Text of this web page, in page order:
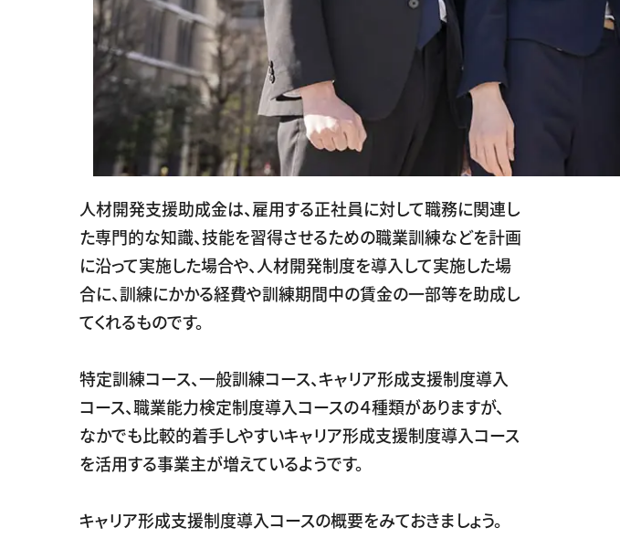
人材開発支援助成金は、雇用する正社員に対して職務に関連し
た専門的な知識、技能を習得させるための職業訓練などを計画
に沿って実施した場合や、人材開発制度を導入して実施した場
合に、訓練にかかる経費や訓練期間中の賃金の一部等を助成し
てくれるものです。
特定訓練コース、一般訓練コース、キャリア形成支援制度導入
コース、職業能力検定制度導入コースの４種類がありますが、
なかでも比較的着手しやすいキャリア形成支援制度導入コース
を活用する事業主が増えているようです。
キャリア形成支援制度導入コースの概要をみておきましょう。